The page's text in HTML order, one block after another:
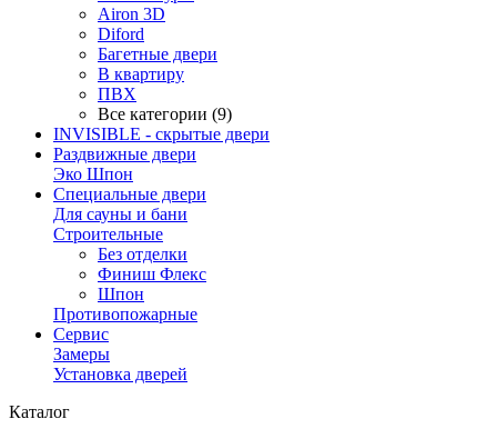
Airon 3D
Diford
Багетные двери
В квартиру
ПВХ
Все категории (9)
INVISIBLE - скрытые двери
Раздвижные двери
Эко Шпон
Специальные двери
Для сауны и бани
Строительные
Без отделки
Финиш Флекс
Шпон
Противопожарные
Сервис
Замеры
Установка дверей
Каталог